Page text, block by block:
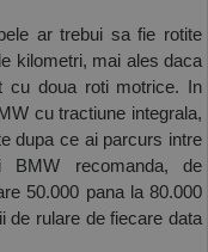
ar trebui sa fie rotite
kilometri, mai ales daca
cu doua roti motrice. In
cu tractiune integrala,
dupa ce ai parcurs intre
BMW recomanda, de
50.000 pana la 80.000
de rulare de fiecare data